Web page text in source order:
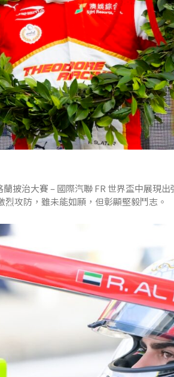
披治大賽 – 國際汽聯 FR 世界盃中展現
攻防，雖未能如願，但彰顯堅毅鬥志。